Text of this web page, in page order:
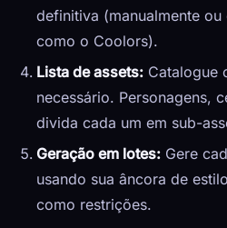
definitiva (manualmente
como o Coolors).
Lista de assets: Catalogue
necessário. Personagens,
divida cada um em sub-
Geração em lotes: Gere
usando sua âncora de
como restrições.